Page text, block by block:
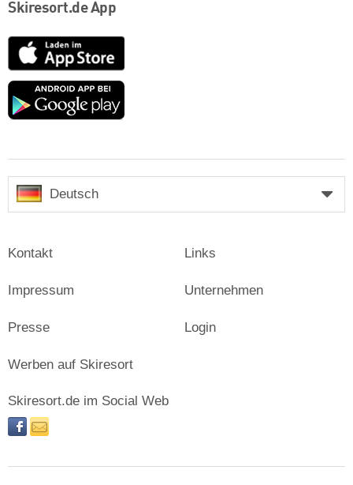
Skiresort.de App
App
Store
Google
Deutsch
Kontakt
Impressum
Presse
Links
Unternehmen
Login
Werben auf Skiresort
Skiresort.de im Social Web
facebooknewsletter